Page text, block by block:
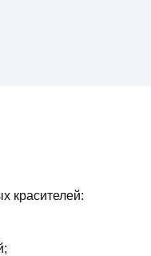
красителей: